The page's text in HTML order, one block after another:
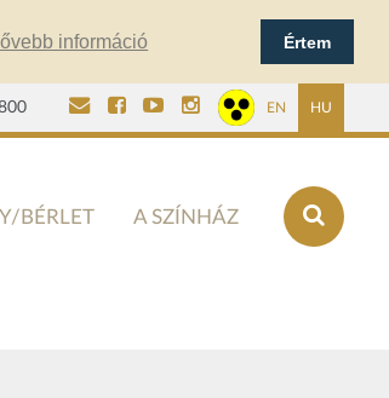
információ Értem
EN HU
BÉRLET A SZÍNHÁZ